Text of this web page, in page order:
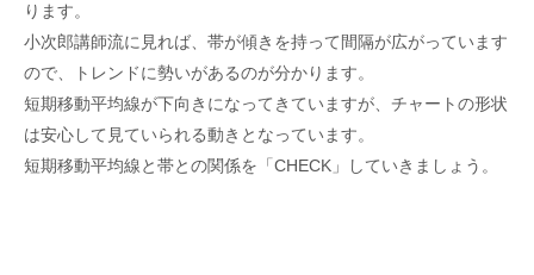
ります。
小次郎講師流に見れば、帯が傾きを持って間隔が広がっています
ので、トレンドに勢いがあるのが分かります。
短期移動平均線が下向きになってきていますが、チャートの形状
は安心して見ていられる動きとなっています。
短期移動平均線と帯との関係を「CHECK」していきましょう。